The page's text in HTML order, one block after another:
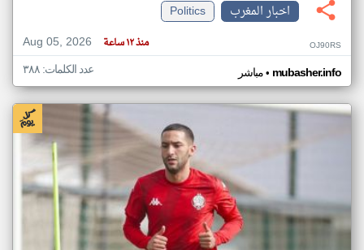
اخبار المغرب
Politics
Aug 05, 2026
منذ ١٢ ساعة OJ90RS
مباشر• mubasher.info عدد الكلمات: ٣٨٨